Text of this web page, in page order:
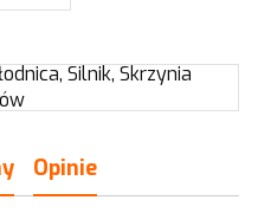
Silnik, Skrzynia
Opinie